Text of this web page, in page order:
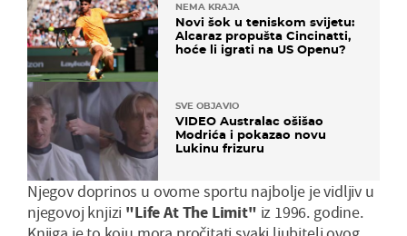
NEMA KRAJA
Novi šok u teniskom svijetu:
Alcaraz propušta Cincinatti,
hoće li igrati na US Openu?
SVE OBJAVIO
VIDEO Australac ošišao
Modrića i pokazao novu
Lukinu frizuru
Njegov doprinos u ovome sportu najbolje je vidljiv u
njegovoj knjizi "Life At The Limit" iz 1996. godine.